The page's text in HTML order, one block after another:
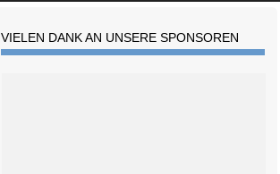
VIELEN DANK AN UNSERE SPONSOREN